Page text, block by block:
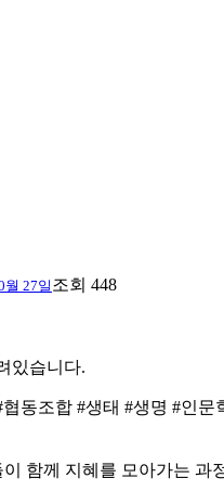
월 27일 조회 448
있습니다.
동조합 #생태 #생명 #인
함께 지혜를 모아가는